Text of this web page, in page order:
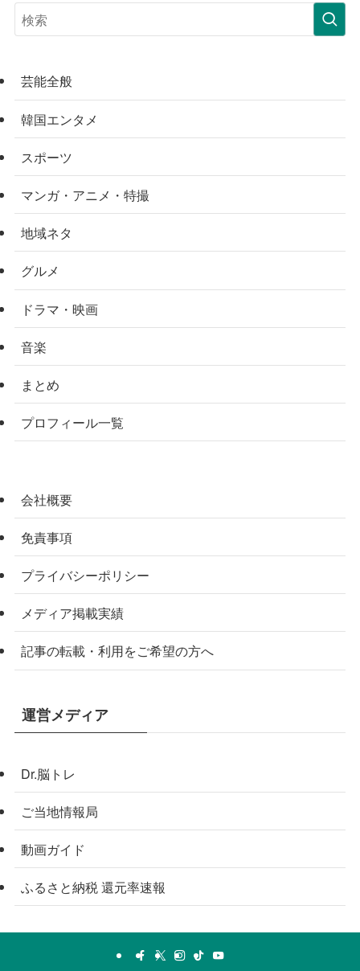
芸能全般
韓国エンタメ
スポーツ
マンガ・アニメ・特撮
地域ネタ
グルメ
ドラマ・映画
音楽
まとめ
プロフィール一覧
会社概要
免責事項
プライバシーポリシー
メディア掲載実績
記事の転載・利用をご希望の方へ
運営メディア
Dr.脳トレ
ご当地情報局
動画ガイド
ふるさと納税 還元率速報